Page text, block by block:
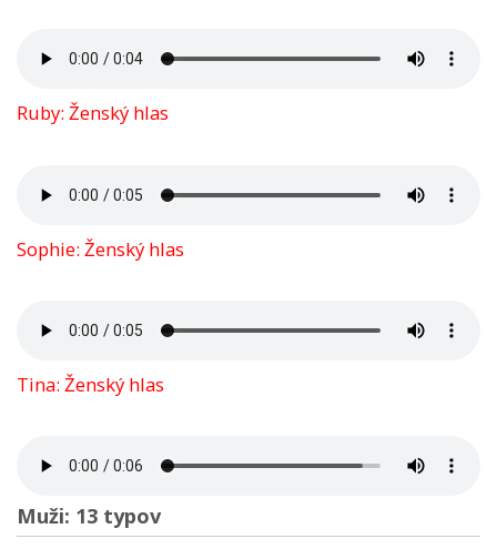
Ruby: Ženský hlas
Sophie: Ženský hlas
Tina: Ženský hlas
Muži: 13 typov